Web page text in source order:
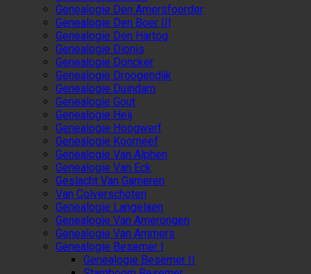
Genealogie Den Amersfoorder
Genealogie Den Boer III
Genealogie Den Hartog
Genealogie Dionis
Genealogie Doncker
Genealogie Droogendijk
Genealogie Duindam
Genealogie Gout
Genealogie Heij
Genealogie Hoogwerf
Genealogie Koorneef
Genealogie Van Alphen
Genealogie Van Eck
Geslacht Van Gameren
Van Colverschoten
Genealogie Langelaen
Genealogie Van Amerongen
Genealogie Van Ammers
Genealogie Besemer I
Genealogie Besemer II